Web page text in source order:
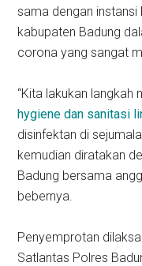
sama dengan instansi
kabupaten Badung
corona yang sangat
“Kita lakukan
hygiene dan sanitasi
disinfektan di
kemudian diratakan
Badung bersama
bebernya.
Penyemprotan
Satlantas Polres